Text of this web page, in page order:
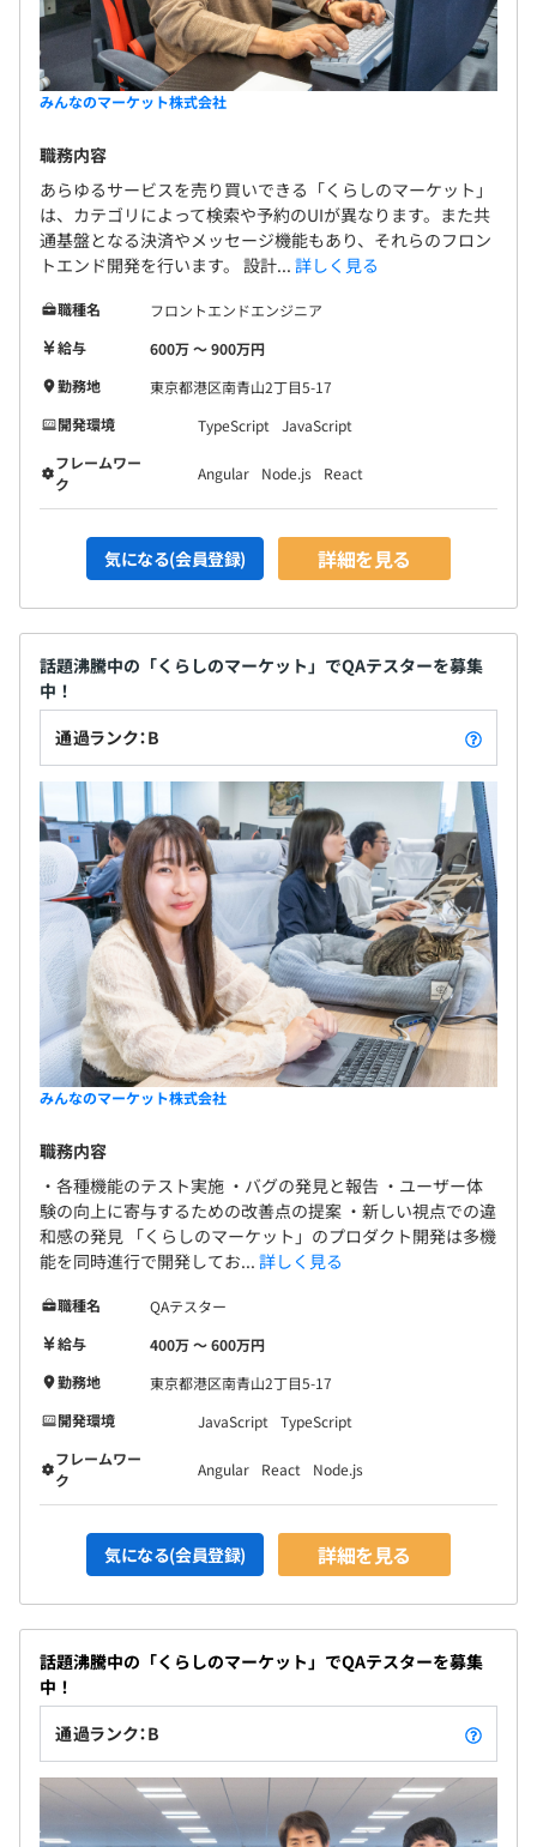
■評価について
- チームリーダーとの1on1で目標設定
- 目標は、グレード表に従って設定
・報酬
- 評価結果をもとに改定額を決定
- 給与改定は年2回
プロダクトマネージャー: 2名
エンジニア: 10名
QA: 5名
プロジェクト毎に、2〜7名単位のチームで開発をしてい
ます。
無期雇用
試用期間あり：3カ月
みんなのマーケット株式会社
職務内容
あらゆるサービスを売り買いできる「くらしのマーケット」
は、カテゴリによって検索や予約のUIが異なります。また共
通基盤となる決済やメッセージ機能もあり、それらのフロン
トエンド開発を行います。 設計... 詳しく見る
職種名
フロントエンドエンジニア
給与
600万 〜 900万円
勤務地
東京都港区南青山2丁目5-17
開発環境
TypeScript
JavaScript
フレームワー
ク
Angular Node.js React
気になる(会員登録) 詳細を見る
話題沸騰中の「くらしのマーケット」でQAテスターを募集
中！
通過ランク：B
みんなのマーケット株式会社
職務内容
・各種機能のテスト実施 ・バグの発見と報告 ・ユーザー体
験の向上に寄与するための改善点の提案 ・新しい視点での違
和感の発見 「くらしのマーケット」のプロダクト開発は多機
能を同時進行で開発してお... 詳しく見る
職種名
QAテスター
給与
400万 〜 600万円
勤務地
東京都港区南青山2丁目5-17
開発環境
JavaScript
TypeScript
フレームワー
ク
Angular React Node.js
気になる(会員登録) 詳細を見る
話題沸騰中の「くらしのマーケット」でQAテスターを募集
中！
通過ランク：B